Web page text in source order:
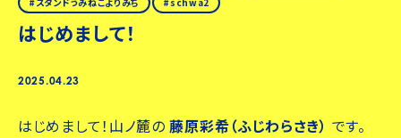
はじめまして！
2025.04.23
はじめまして！山ノ麓の藤原彩希（ふじわらさき） です。